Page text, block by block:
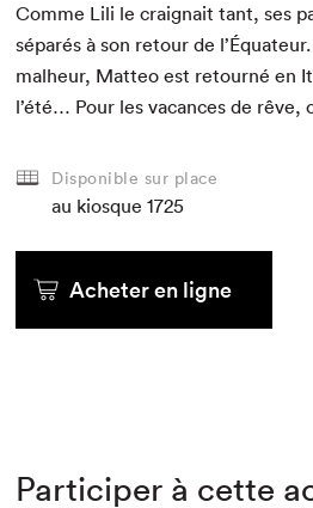
Comme Lili le craig­nait tant, ses
séparés à son retour de
mal­heur, Mat­teo est retourné en
l’été… Pour les vacances de rêve,
Disponible sur place
au kiosque 1725
Acheter en ligne
Participer à cette